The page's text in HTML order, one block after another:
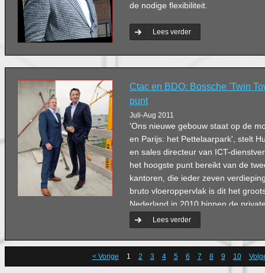
de nodige flexibiliteit.
Lees verder
Ctac en BDO: Bossche 'Twin
punt
Juli-Aug 2011
'Ons nieuwe gebouw staat op de
en Parijs: het Pettelaarpark', stelt
en sales directeur van ICT-
het hoogste punt bereikt van de
kantoren, die ieder zeven
bruto vloeroppervlak is dit het
Nederland in 2010 binnen de
trots onze Bossche Twin
mede-eigenaar van BDO
de Raad van Bestuur.
Lees verder
< Vorige 1 2 3 4 5 6 7 8 9 10